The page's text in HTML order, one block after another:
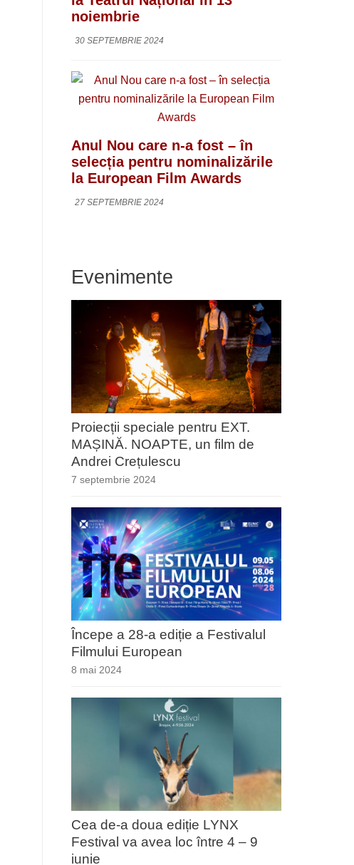
noiembrie
30 SEPTEMBRIE 2024
Anul Nou care n-a fost – în
selecția pentru nominalizările
la European Film Awards
27 SEPTEMBRIE 2024
Evenimente
Proiecții speciale pentru EXT.
MAȘINĂ. NOAPTE, un film de
Andrei Crețulescu
7 septembrie 2024
Începe a 28-a ediție a Festivalul
Filmului European
8 mai 2024
Cea de-a doua ediție LYNX
Festival va avea loc între 4 – 9
iunie